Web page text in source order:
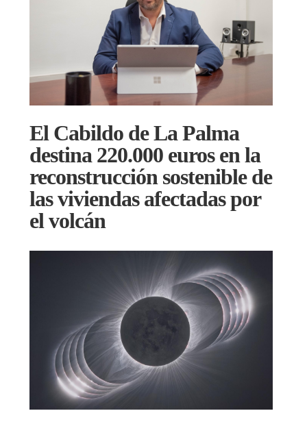
El Cabildo de La Palma
destina 220.000 euros en la
reconstrucción sostenible de
las viviendas afectadas por
el volcán